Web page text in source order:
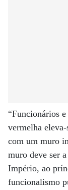
“Funcionários
vermelha
com um muro
muro deve ser
Império, ao
funcionalismo